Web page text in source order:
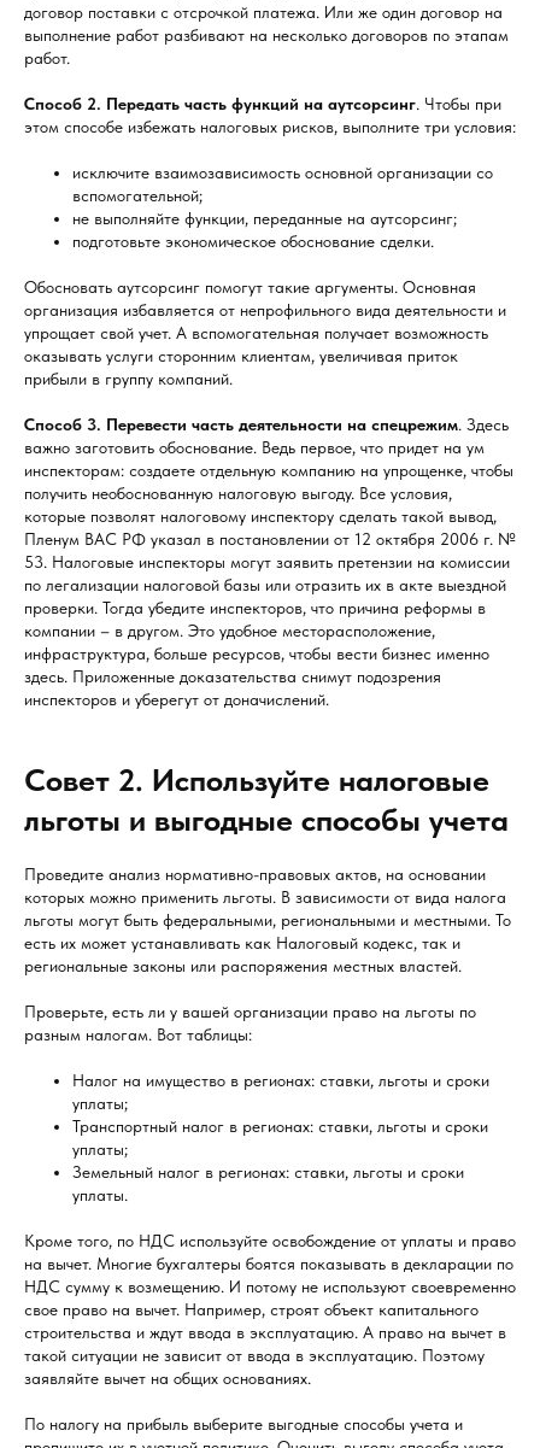
договор поставки с отсрочкой платежа. Или же один договор на
выполнение работ разбивают на несколько договоров по этапам
работ.
Способ 2. Передать часть функций на аутсорсинг. Чтобы при
этом способе избежать налоговых рисков, выполните три условия:
исключите взаимозависимость основной организации со
вспомогательной;
не выполняйте функции, переданные на аутсорсинг;
подготовьте экономическое обоснование сделки.
Обосновать аутсорсинг помогут такие аргументы. Основная
организация избавляется от непрофильного вида деятельности и
упрощает свой учет. А вспомогательная получает возможность
оказывать услуги сторонним клиентам, увеличивая приток
прибыли в группу компаний.
Способ 3. Перевести часть деятельности на спецрежим. Здесь
важно заготовить обоснование. Ведь первое, что придет на ум
инспекторам: создаете отдельную компанию на упрощенке, чтобы
получить необоснованную налоговую выгоду. Все условия,
которые позволят налоговому инспектору сделать такой вывод,
Пленум ВАС РФ указал в постановлении от 12 октября 2006 г. №
53. Налоговые инспекторы могут заявить претензии на комиссии
по легализации налоговой базы или отразить их в акте выездной
проверки. Тогда убедите инспекторов, что причина реформы в
компании – в другом. Это удобное месторасположение,
инфраструктура, больше ресурсов, чтобы вести бизнес именно
здесь. Приложенные доказательства снимут подозрения
инспекторов и уберегут от доначислений.
Совет 2. Используйте налоговые
льготы и выгодные способы учета
Проведите анализ нормативно-правовых актов, на основании
которых можно применить льготы. В зависимости от вида налога
льготы могут быть федеральными, региональными и местными. То
есть их может устанавливать как Налоговый кодекс, так и
региональные законы или распоряжения местных властей.
Проверьте, есть ли у вашей организации право на льготы по
разным налогам. Вот таблицы:
Налог на имущество в регионах: ставки, льготы и сроки
уплаты;
Транспортный налог в регионах: ставки, льготы и сроки
уплаты;
Земельный налог в регионах: ставки, льготы и сроки
уплаты.
Кроме того, по НДС используйте освобождение от уплаты и право
на вычет. Многие бухгалтеры боятся показывать в декларации по
НДС сумму к возмещению. И потому не используют своевременно
свое право на вычет. Например, строят объект капитального
строительства и ждут ввода в эксплуатацию. А право на вычет в
такой ситуации не зависит от ввода в эксплуатацию. Поэтому
заявляйте вычет на общих основаниях.
По налогу на прибыль выберите выгодные способы учета и